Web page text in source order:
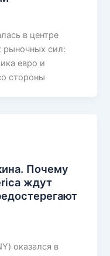
в центре
рыночных сил:
евро и
стороны
Почему
ждут
оказался в